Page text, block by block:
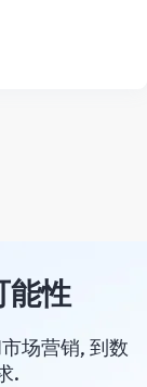
能性
场营销, 到数
.